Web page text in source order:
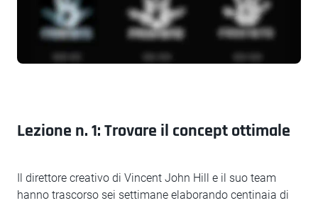
Lezione n. 1: Trovare il concept ottimale
Il direttore creativo di Vincent John Hill e il suo team
hanno trascorso sei settimane elaborando centinaia di